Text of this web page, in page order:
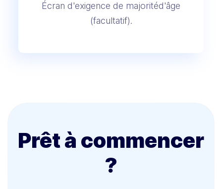
Écran d'exigence de majoritéd'âge
(facultatif).
Prêt à commencer
?